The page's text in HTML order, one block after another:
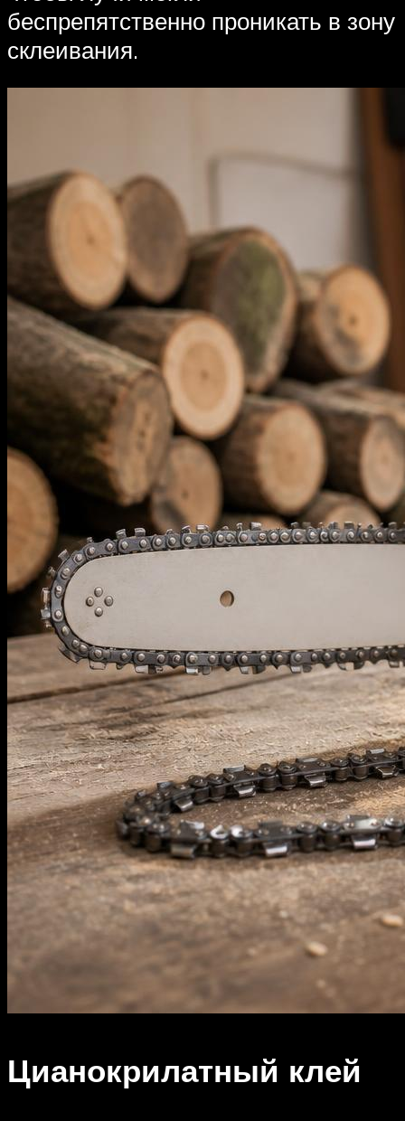
беспрепятственно проникать в зону
склеивания.
Цианокрилатный клей